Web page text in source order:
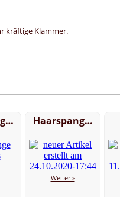
kräftige Klammer.
Haarspang…
Weiter »